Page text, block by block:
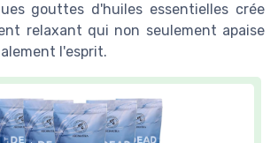
gouttes d'huiles essentielles crée
relaxant qui non seulement apaise
l'esprit.